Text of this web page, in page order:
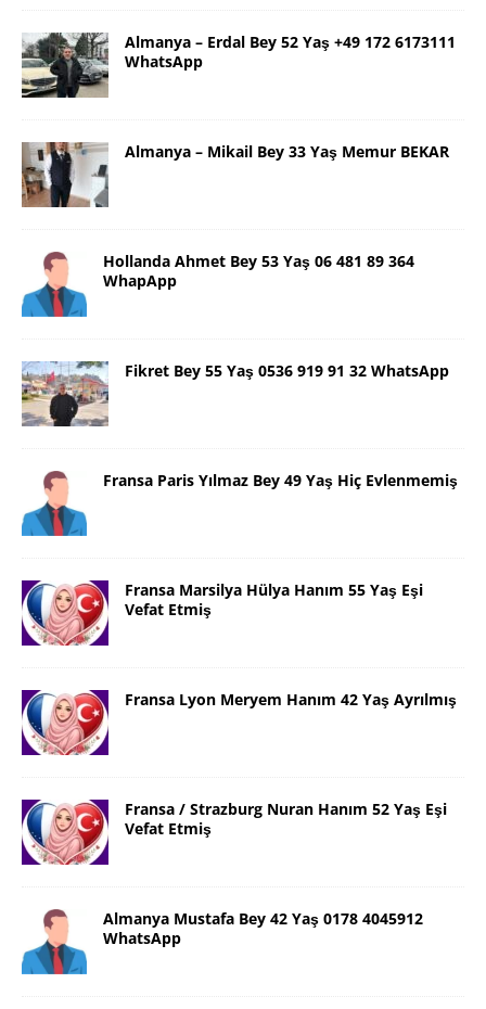
Almanya – Erdal Bey 52 Yaş +49 172 6173111
WhatsApp
Almanya – Mikail Bey 33 Yaş Memur BEKAR
Hollanda Ahmet Bey 53 Yaş 06 481 89 364
WhapApp
Fikret Bey 55 Yaş 0536 919 91 32 WhatsApp
Fransa Paris Yılmaz Bey 49 Yaş Hiç Evlenmemiş
Fransa Marsilya Hülya Hanım 55 Yaş Eşi
Vefat Etmiş
Fransa Lyon Meryem Hanım 42 Yaş Ayrılmış
Fransa / Strazburg Nuran Hanım 52 Yaş Eşi
Vefat Etmiş
Almanya Mustafa Bey 42 Yaş 0178 4045912
WhatsApp